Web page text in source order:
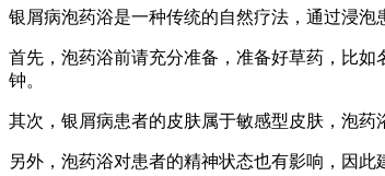
银屑病泡药浴是一种传统的自然疗法，通过浸
首先，泡药浴前请充分准备，准备好草药，比
钟。
其次，银屑病患者的皮肤属于敏感型皮肤，泡
另外，泡药浴对患者的精神状态也有影响，因此